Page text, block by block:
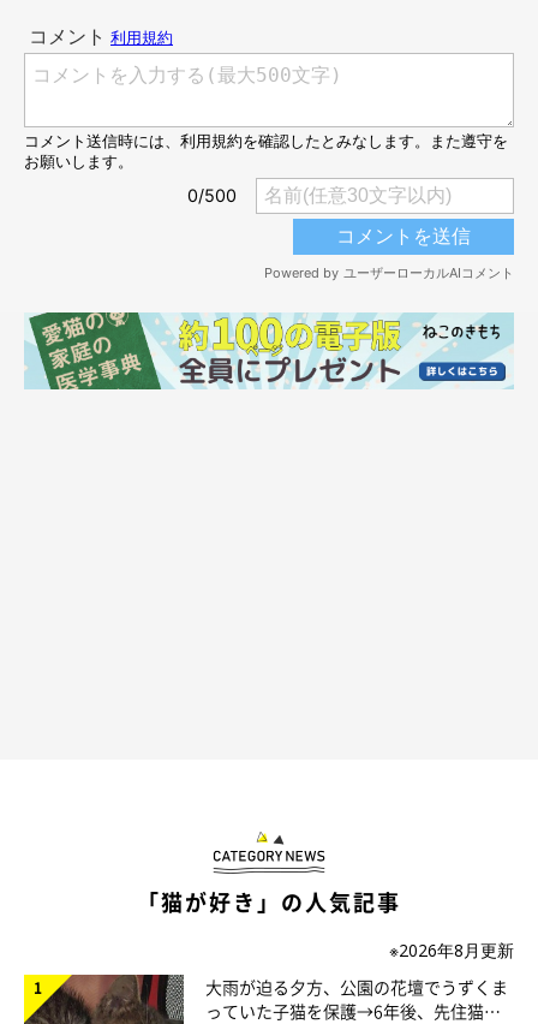
ど〜〜〜ん！！
「猫が好き」の人気記事
※2026年8月更新
大雨が迫る夕方、公園の花壇でうずくま
っていた子猫を保護→6年後、先住猫